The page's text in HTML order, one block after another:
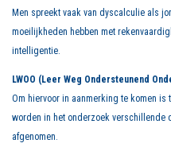
Men spreekt vaak van dyscalculie als
moeilijkheden hebben met
intelligentie.
LWOO (Leer Weg Ondersteunend
Om hiervoor in aanmerking te komen
worden in het onderzoek verschillende
afgenomen.